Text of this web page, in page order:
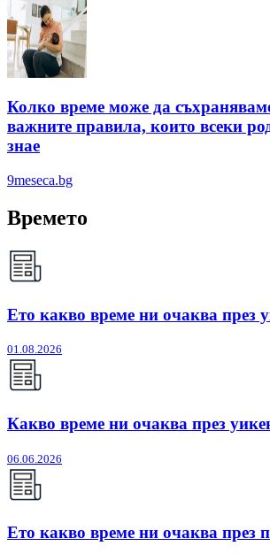
Колко време може да
важните правила, които всеки
знае
9meseca.bg
Времето
Ето какво време ни очаква през
01.08.2026
Какво време ни очаква през
06.06.2026
Ето какво време ни очаква през